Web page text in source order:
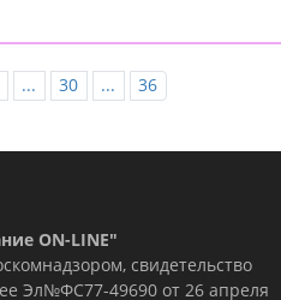
... 30 ... 36
ON-LINE"
свидетельство
Эл№ФC77-49690 от 26 апреля